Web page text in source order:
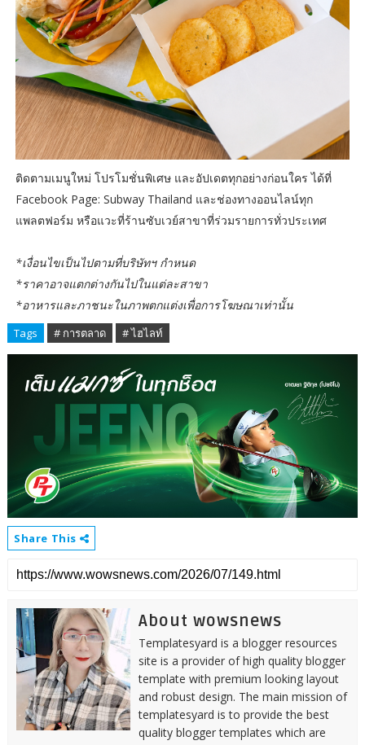
ติดตามเมนูใหม่ โปรโมชั่นพิเศษ และอัปเดตทุกอย่างก่อนใคร ได้ที่
Facebook Page: Subway Thailand และช่องทางออนไลน์ทุก
แพลตฟอร์ม หรือแวะที่ร้านซับเวย์สาขาที่ร่วมรายการทั่วประเทศ
*เงื่อนไขเป็นไปตามที่บริษัทฯ กำหนด
*ราคาอาจแตกต่างกันไปในแต่ละสาขา
*อาหารและภาชนะในภาพตกแต่งเพื่อการโฆษณาเท่านั้น
Tags # การตลาด # ไฮไลท์
Share This
About wowsnews
Templatesyard is a blogger resources
site is a provider of high quality blogger
template with premium looking layout
and robust design. The main mission of
templatesyard is to provide the best
quality blogger templates which are